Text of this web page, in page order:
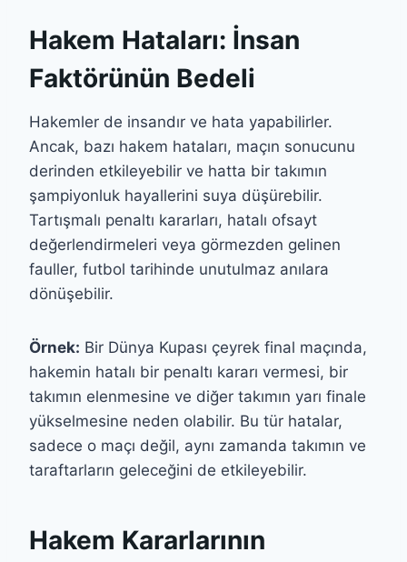
Hakem Hataları: İnsan
Faktörünün Bedeli
Hakemler de insandır ve hata yapabilirler.
Ancak, bazı hakem hataları, maçın sonucunu
derinden etkileyebilir ve hatta bir takımın
şampiyonluk hayallerini suya düşürebilir.
Tartışmalı penaltı kararları, hatalı ofsayt
değerlendirmeleri veya görmezden gelinen
fauller, futbol tarihinde unutulmaz anılara
dönüşebilir.
Örnek: Bir Dünya Kupası çeyrek final maçında,
hakemin hatalı bir penaltı kararı vermesi, bir
takımın elenmesine ve diğer takımın yarı finale
yükselmesine neden olabilir. Bu tür hatalar,
sadece o maçı değil, aynı zamanda takımın ve
taraftarların geleceğini de etkileyebilir.
Hakem Kararlarının